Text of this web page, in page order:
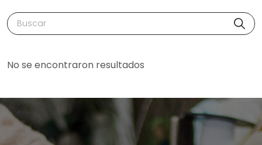
Buscar
No se encontraron resultados